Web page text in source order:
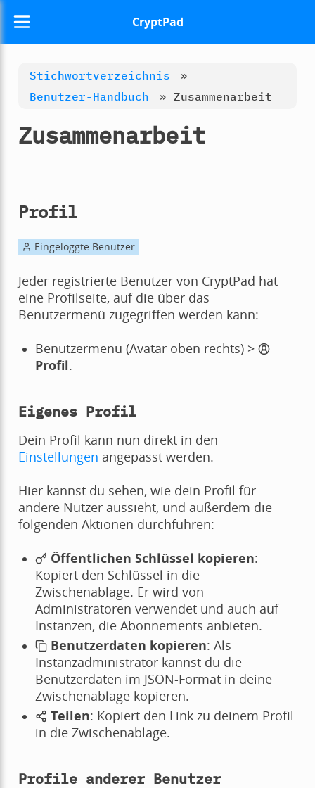
CryptPad
Stichwortverzeichnis
»
Benutzer-Handbuch
» Zusammenarbeit
Zusammenarbeit
Profil
Eingeloggte Benutzer
Jeder registrierte Benutzer von CryptPad hat
eine Profilseite, auf die über das
Benutzermenü zugegriffen werden kann:
Benutzermenü (Avatar oben rechts) >
Profil.
Eigenes Profil
Dein Profil kann nun direkt in den
Einstellungen angepasst werden.
Hier kannst du sehen, wie dein Profil für
andere Nutzer aussieht, und außerdem die
folgenden Aktionen durchführen:
Öffentlichen Schlüssel kopieren:
Kopiert den Schlüssel in die
Zwischenablage. Er wird von
Administratoren verwendet und auch auf
Instanzen, die Abonnements anbieten.
Benutzerdaten kopieren: Als
Instanzadministrator kannst du die
Benutzerdaten im JSON-Format in deine
Zwischenablage kopieren.
Teilen: Kopiert den Link zu deinem Profil
in die Zwischenablage.
Profile anderer Benutzer